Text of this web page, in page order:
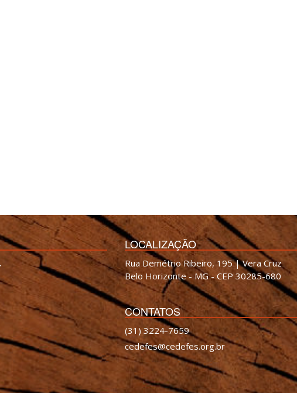
LOCALIZAÇÃO
Rua Demétrio Ribeiro, 195 | Vera Cruz
Belo Horizonte - MG - CEP 30285-680
CONTATOS
(31) 3224-7659
cedefes@cedefes.org.br